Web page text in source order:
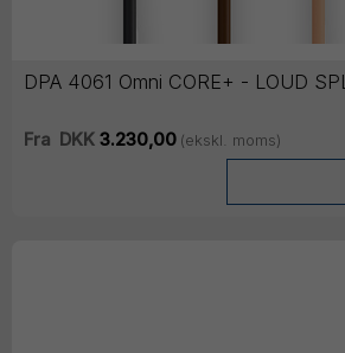
DPA 4061 Omni CORE+ - LOUD SPL
Fra DKK3.230,00 (ekskl. moms)